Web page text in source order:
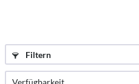
Filtern